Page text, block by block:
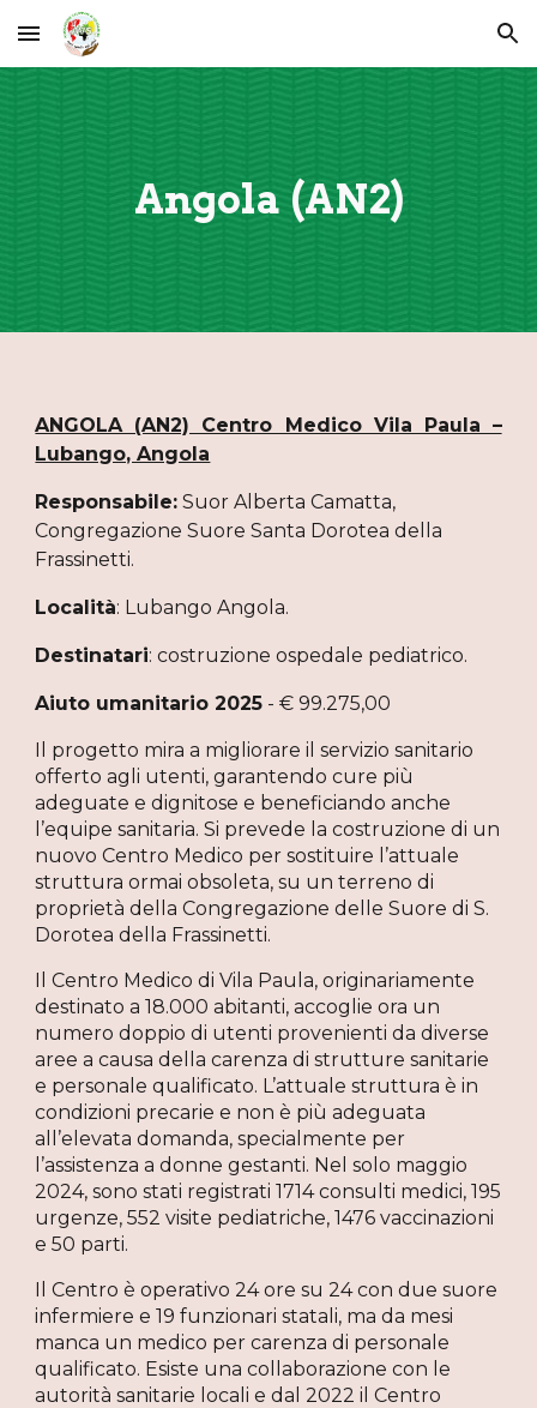
Skip to main content Skip to navigation
Angola (AN2)
ANGOLA (AN2) Centro Medico Vila Paula –
Lubango, Angola
Responsabile: Suor Alberta Camatta,
Congregazione Suore Santa Dorotea della
Frassinetti.
Località: Lubango Angola.
Destinatari:costruzione ospedale pediatrico.
Aiuto umanitario 2025 - €99.275,00
Il progetto mira a migliorare il servizio sanitario
offerto agli utenti, garantendo cure più
adeguate e dignitose e beneficiando anche
l’equipe sanitaria. Si prevede la costruzione di un
nuovo Centro Medico per sostituire l’attuale
struttura ormai obsoleta, su un terreno di
proprietà della Congregazione delle Suore di S.
Dorotea della Frassinetti.
Il Centro Medico di Vila Paula, originariamente
destinato a 18.000 abitanti, accoglie ora un
numero doppio di utenti provenienti da diverse
aree a causa della carenza di strutture sanitarie
e personale qualificato. L’attuale struttura è in
condizioni precarie e non è più adeguata
all’elevata domanda, specialmente per
l’assistenza a donne gestanti. Nel solo maggio
2024, sono stati registrati 1714 consulti medici, 195
urgenze, 552 visite pediatriche, 1476 vaccinazioni
e 50 parti.
Il Centro è operativo 24 ore su 24 con due suore
infermiere e 19 funzionari statali, ma da mesi
manca un medico per carenza di personale
qualificato. Esiste una collaborazione con le
autorità sanitarie locali e dal 2022 il Centro